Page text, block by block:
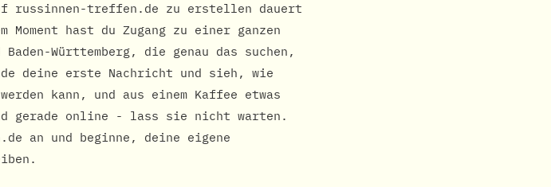
russinnen-treffen.de zu erstellen dauert
hast du Zugang zu einer ganzen
Württemberg, die genau das suchen,
deine erste Nachricht und sieh, wie
kann, und aus einem Kaffee etwas
gerade online - lass sie nicht warten.
an und beginne, deine eigene